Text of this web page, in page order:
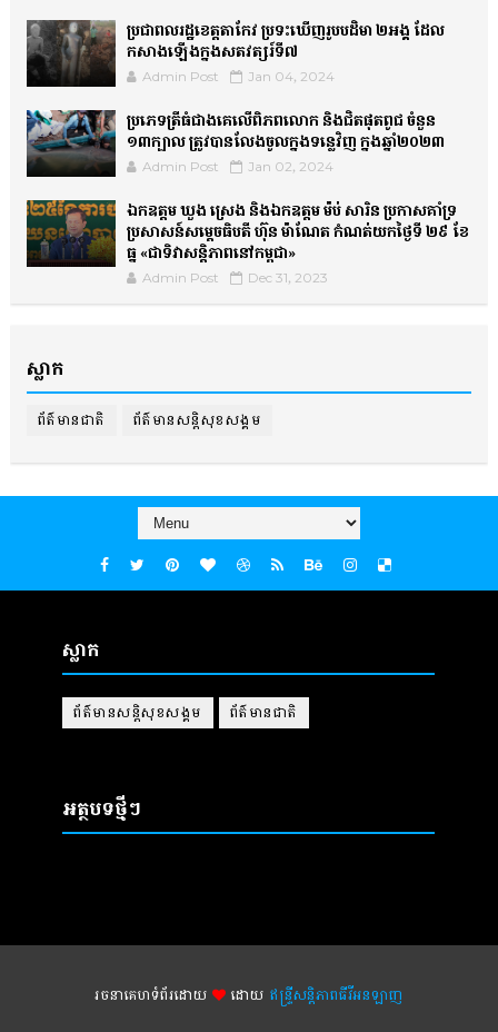
ប្រជាពលរដ្ឋខេត្តតាកែវ ប្រទះឃើញរូបបដិមា ២អង្គ ដែល
កសាងឡើងក្នុងសតវត្សរ៍ទី៧
Admin Post Jan 04, 2024
ប្រភេទត្រីធំជាងគេលើពិភពលោក និងជិតផុតពូជ ចំនួន
១៣ក្បាល ត្រូវបានលែងចូលក្នុងទន្លេវិញ ក្នុងឆ្នាំ២០២៣
Admin Post Jan 02, 2024
ឯកឧត្តម ឃួង ស្រេង និងឯកឧត្តម ម៉ប់ សារិន ប្រកាសគាំទ្រ
ប្រសាសន៍សម្តេចធិបតី ហ៊ុន ម៉ាណែត កំណត់យកថ្ងៃទី ២៩ ខែ
ធ្នូ «ជាទិវាសន្តិភាពនៅកម្ពុជា»
Admin Post Dec 31, 2023
ស្លាក
ព័ត៌មានជាតិ ព័ត៌មានសន្តិសុខសង្គម
ស្លាក
ព័ត៌មានសន្តិសុខសង្គម ព័ត៌មានជាតិ
អត្ថបទថ្មីៗ
រចនាគេហទំព័រដោយ ដោយ ឥន្ទ្រីសន្តិភាពធីវីអនឡាញ